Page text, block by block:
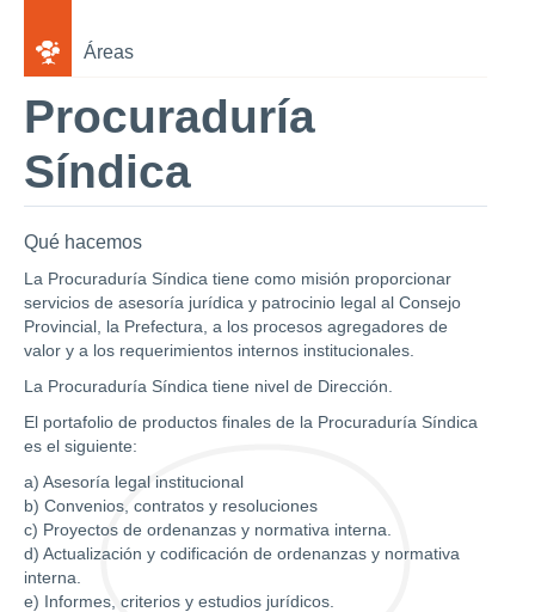
Áreas
Procuraduría
Síndica
Qué hacemos
La Procuraduría Síndica tiene como misión proporcionar
servicios de asesoría jurídica y patrocinio legal al Consejo
Provincial, la Prefectura, a los procesos agregadores de
valor y a los requerimientos internos institucionales.
La Procuraduría Síndica tiene nivel de Dirección.
El portafolio de productos finales de la Procuraduría Síndica
es el siguiente:
a) Asesoría legal institucional
b) Convenios, contratos y resoluciones
c) Proyectos de ordenanzas y normativa interna.
d) Actualización y codificación de ordenanzas y normativa
interna.
e) Informes, criterios y estudios jurídicos.